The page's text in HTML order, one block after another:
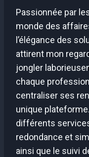
Passionnée par
monde des
l’élégance des
attirent mon
jongler
chaque
centraliser ses
unique
différents
redondance et
ainsi que le suivi